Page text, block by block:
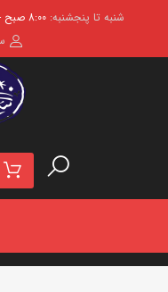
شنبه تا پنجشنبه:8:00 صبح - 5:30 ظهر